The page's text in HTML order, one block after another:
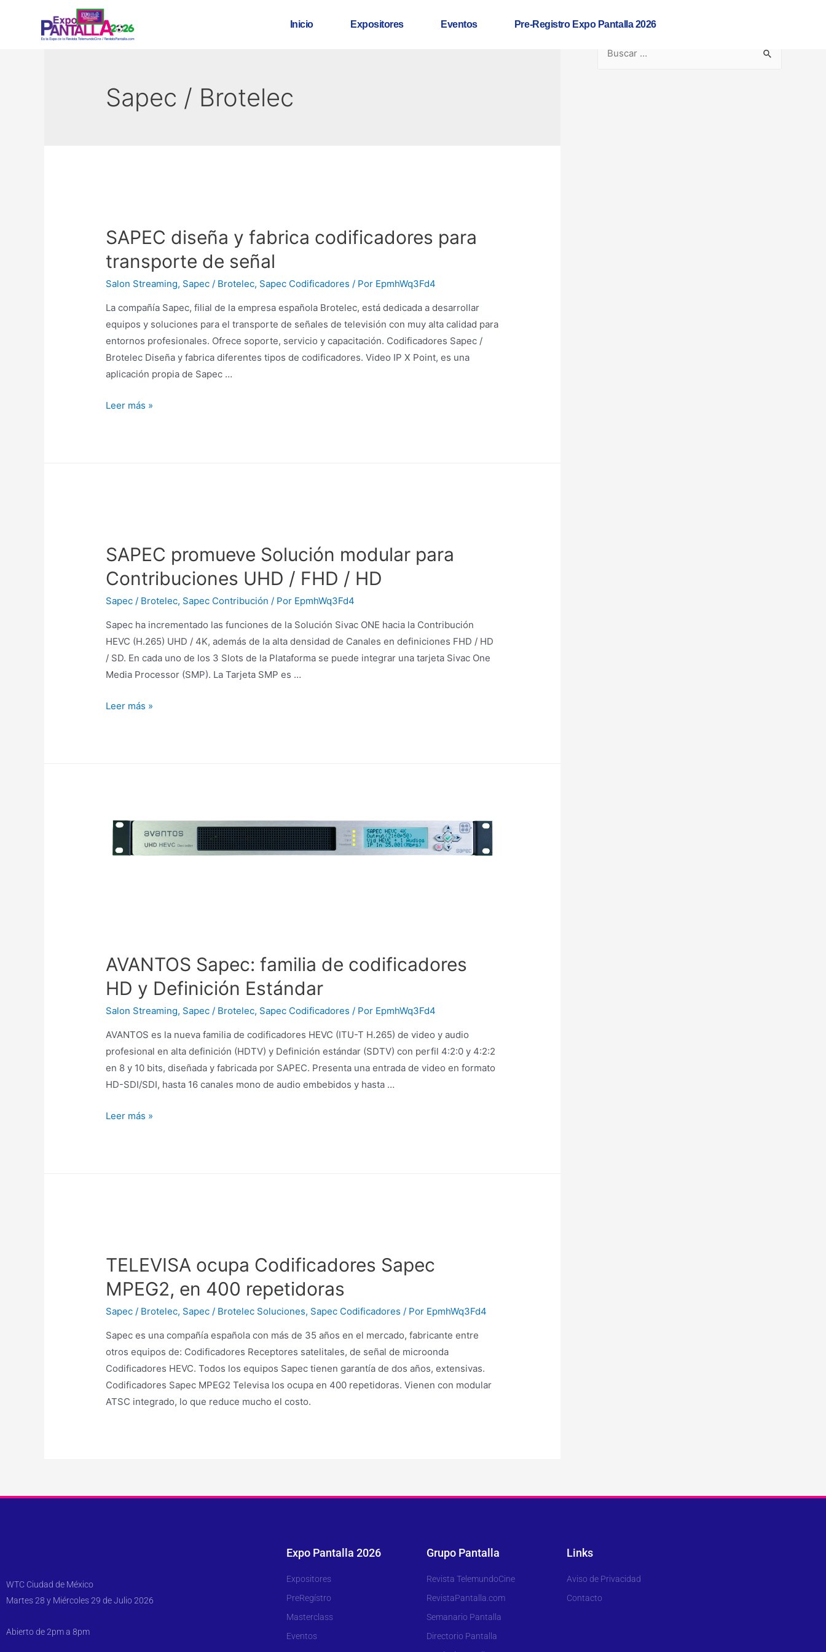
Inicio Expositores Eventos Pre-Registro Expo Pantalla 2026
Sapec / Brotelec
SAPEC diseña y fabrica codificadores para
transporte de señal
Salon Streaming, Sapec / Brotelec, Sapec Codificadores / Por EpmhWq3Fd4
La compañía Sapec, filial de la empresa española Brotelec, está dedicada a desarrollar
equipos y soluciones para el transporte de señales de televisión con muy alta calidad para
entornos profesionales. Ofrece soporte, servicio y capacitación. Codificadores Sapec /
Brotelec Diseña y fabrica diferentes tipos de codificadores. Video IP X Point, es una
aplicación propia de Sapec …
Leer más »
SAPEC promueve Solución modular para
Contribuciones UHD / FHD / HD
Sapec / Brotelec, Sapec Contribución / Por EpmhWq3Fd4
Sapec ha incrementado las funciones de la Solución Sivac ONE hacia la Contribución
HEVC (H.265) UHD / 4K, además de la alta densidad de Canales en definiciones FHD / HD
/ SD. En cada uno de los 3 Slots de la Plataforma se puede integrar una tarjeta Sivac One
Media Processor (SMP). La Tarjeta SMP es …
Leer más »
AVANTOS Sapec: familia de codificadores
HD y Definición Estándar
Salon Streaming, Sapec / Brotelec, Sapec Codificadores / Por EpmhWq3Fd4
AVANTOS es la nueva familia de codificadores HEVC (ITU-T H.265) de video y audio
profesional en alta definición (HDTV) y Definición estándar (SDTV) con perfil 4:2:0 y 4:2:2
en 8 y 10 bits, diseñada y fabricada por SAPEC. Presenta una entrada de video en formato
HD-SDI/SDI, hasta 16 canales mono de audio embebidos y hasta …
Leer más »
TELEVISA ocupa Codificadores Sapec
MPEG2, en 400 repetidoras
Sapec / Brotelec, Sapec / Brotelec Soluciones, Sapec Codificadores / Por EpmhWq3Fd4
Sapec es una compañía española con más de 35 años en el mercado, fabricante entre
otros equipos de: Codificadores Receptores satelitales, de señal de microonda
Codificadores HEVC. Todos los equipos Sapec tienen garantía de dos años, extensivas.
Codificadores Sapec MPEG2 Televisa los ocupa en 400 repetidoras. Vienen con modular
ATSC integrado, lo que reduce mucho el costo.
WTC Ciudad de México
Martes 28 y Miércoles 29 de Julio 2026
Abierto de 2pm a 8pm
Expo Pantalla 2026
Expositores
PreRegístro
Masterclass
Eventos
Grupo Pantalla
Revista TelemundoCine
RevistaPantalla.com
Semanario Pantalla
Directorio Pantalla
Links
Aviso de Privacidad
Contacto